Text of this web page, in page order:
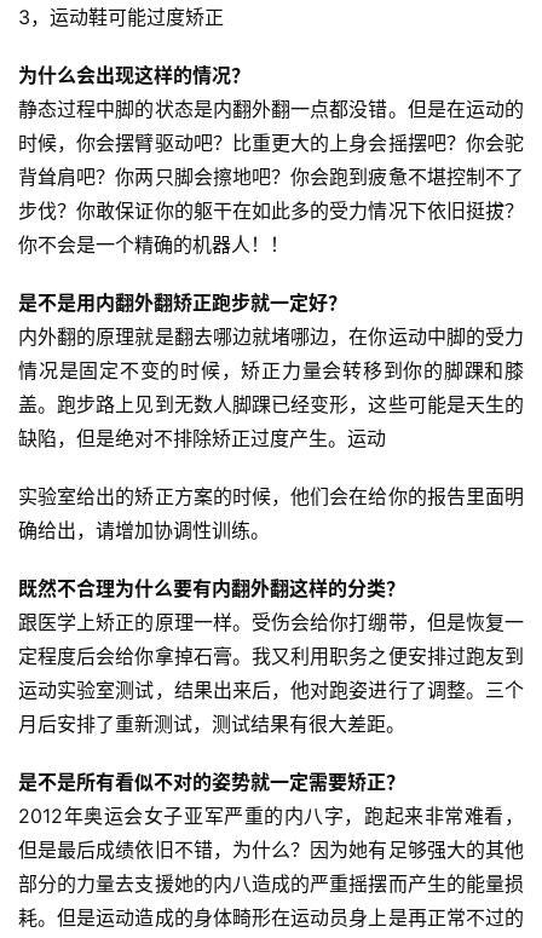
视
频
用
户
精
选
运
动
集
3，运动鞋可能过度矫正
为什么会出现这样的情况？
静态过程中脚的状态是内翻外翻一点都没错。但是在运动的
时候，你会摆臂驱动吧？比重更大的上身会摇摆吧？你会驼
背耸肩吧？你两只脚会擦地吧？你会跑到疲惫不堪控制不了
步伐？你敢保证你的躯干在如此多的受力情况下依旧挺拔？
你不会是一个精确的机器人！！
是不是用内翻外翻矫正跑步就一定好？
内外翻的原理就是翻去哪边就堵哪边，在你运动中脚的受力
情况是固定不变的时候，矫正力量会转移到你的脚踝和膝
盖。跑步路上见到无数人脚踝已经变形，这些可能是天生的
缺陷，但是绝对不排除矫正过度产生。运动
实验室给出的矫正方案的时候，他们会在给你的报告里面明
确给出，请增加协调性训练。
既然不合理为什么要有内翻外翻这样的分类？
跟医学上矫正的原理一样。受伤会给你打绷带，但是恢复一
定程度后会给你拿掉石膏。我又利用职务之便安排过跑友到
运动实验室测试，结果出来后，他对跑姿进行了调整。三个
月后安排了重新测试，测试结果有很大差距。
是不是所有看似不对的姿势就一定需要矫正？
2012年奥运会女子亚军严重的内八字，跑起来非常难看，
但是最后成绩依旧不错，为什么？因为她有足够强大的其他
部分的力量去支援她的内八造成的严重摇摆而产生的能量损
耗。但是运动造成的身体畸形在运动员身上是再正常不过的